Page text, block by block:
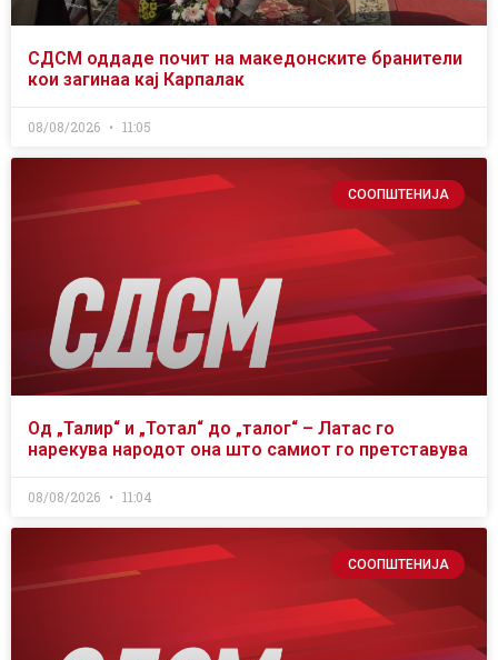
СДСМ оддаде почит на македонските бранители
кои загинаа кај Карпалак
08/08/2026 11:05
СООПШТЕНИЈА
Од „Талир“ и „Тотал“ до „талог“ – Латac го
нарекува народот она што самиот го претставува
08/08/2026 11:04
СООПШТЕНИЈА